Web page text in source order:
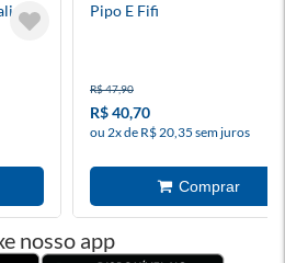
Pipo E Fifi
R$ 47,90
R$ 40,70
ou 2x de R$ 20,35 sem juros
nosso app